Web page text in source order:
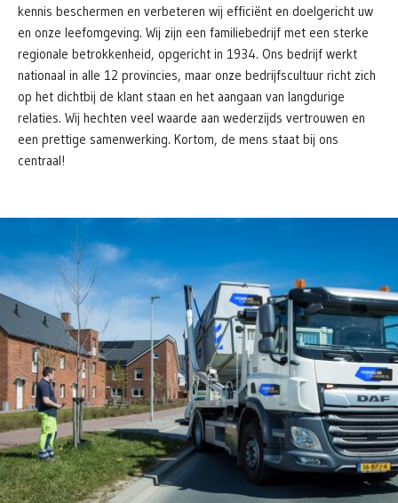
kennis beschermen en verbeteren wij efficiënt en doelgericht uw
en onze leefomgeving. Wij zijn een familiebedrijf met een sterke
regionale betrokkenheid, opgericht in 1934. Ons bedrijf werkt
nationaal in alle 12 provincies, maar onze bedrijfscultuur richt zich
op het dichtbij de klant staan en het aangaan van langdurige
relaties. Wij hechten veel waarde aan wederzijds vertrouwen en
een prettige samenwerking. Kortom, de mens staat bij ons
centraal!